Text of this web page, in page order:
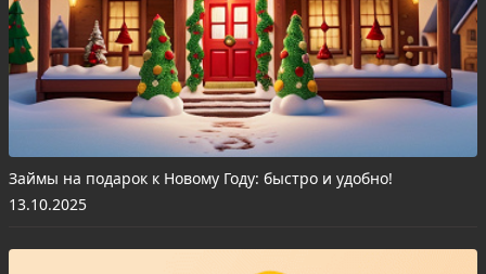
Займы на подарок к Новому Году: быстро и удобно!
13.10.2025